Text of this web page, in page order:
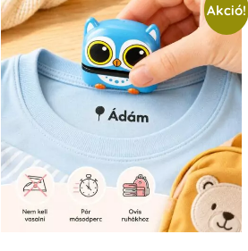
Akció!